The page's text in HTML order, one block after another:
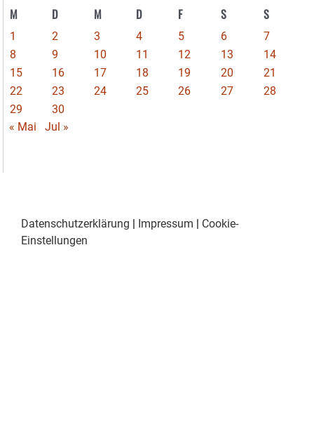
M D M D F S S
1 2 3 4 5 6
7
8
9 10 11 12 13
14
15
16 17 18 19 20
21
22
23 24 25 26 27
28
29
30
« Mai
Jul »
Datenschutzerklärung | Impressum | Cookie-
Einstellungen